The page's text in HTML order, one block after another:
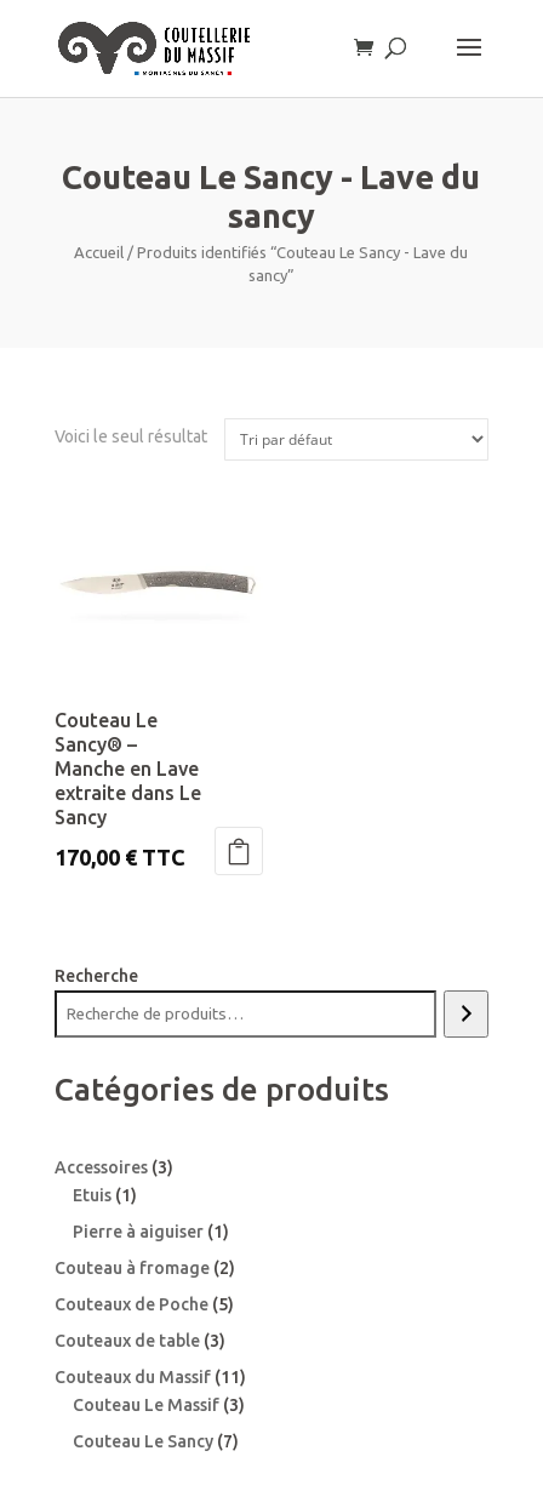
Couteau Le Sancy - Lave du
sancy
Accueil / Produits identifiés “Couteau Le Sancy - Lave du
sancy”
Voici le seul résultat
Couteau Le
Sancy® –
Manche en Lave
extraite dans Le
Sancy
170,00 € TTC
Recherche
Catégories de produits
Accessoires 33
Etuis 11
produit
Pierre à aiguiser 11
produit
Couteau à fromage 22
produits
Couteaux de Poche 55
Couteaux de table 33
produits
Couteaux du Massif 1111
produits
Couteau Le Massif 33
Couteau Le Sancy 77